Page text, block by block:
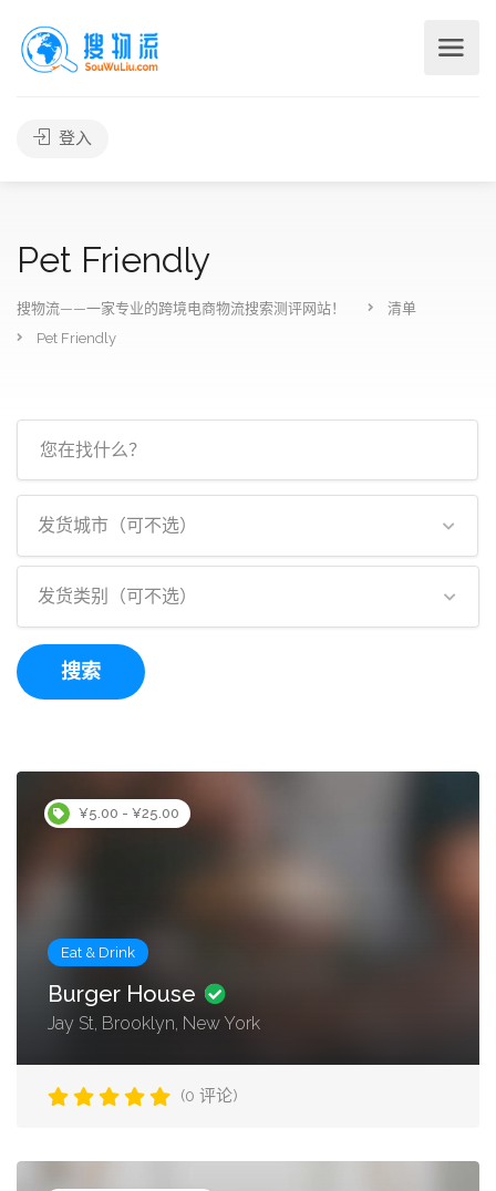
登入
Pet Friendly
搜物流——一家专业的跨境电商物流搜索测评网站！
清单
Pet Friendly
发货城市（可不选）
发货类别（可不选）
搜索
¥5.00 - ¥25.00
Eat & Drink
Burger House
Jay St, Brooklyn, New York
(0 评论)